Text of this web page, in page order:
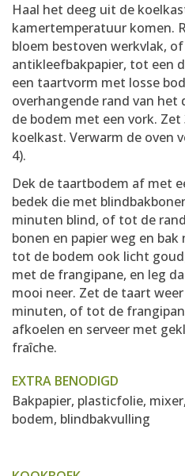
Haal het deeg uit de
kamertemperatuur komen.
bloem bestoven werkvlak,
antikleefbakpapier, tot een
een taartvorm met losse
overhangende rand van het
de bodem met een vork.
koelkast. Verwarm de oven
4).
Dek de taartbodem af met
bedek die met
minuten blind, of tot de
bonen en papier weg en
tot de bodem ook licht
met de frangipane, en leg
mooi neer. Zet de taart
minuten, of tot de
afkoelen en serveer met
fraîche.
EXTRA BENODIGD
Bakpapier, plasticfolie,
bodem, blindbakvulling